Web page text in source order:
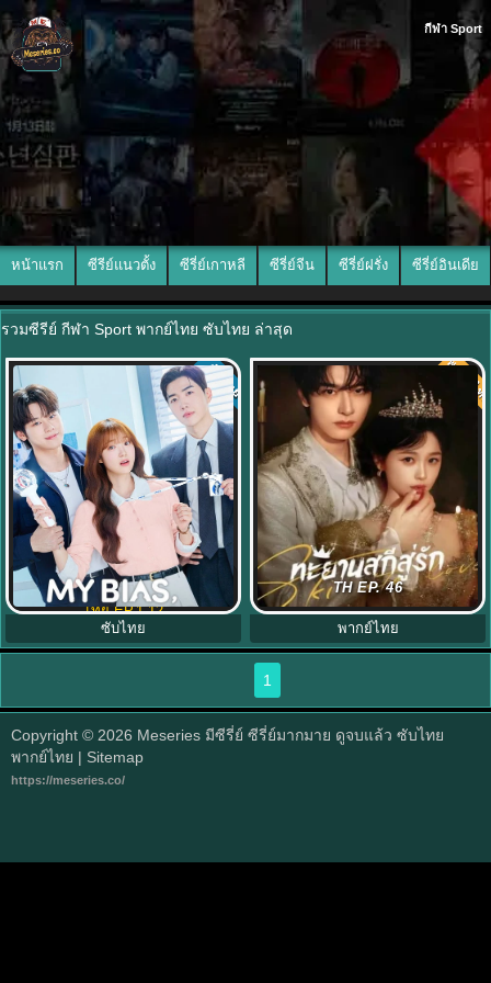
กีฬา Sport
หน้าแรก ซีรีย์แนวตั้ง ซีรี่ย์เกาหลี ซีรี่ย์จีน ซีรี่ย์ฝรั่ง ซีรี่ย์อินเดีย
รวมซีรีย์ กีฬา Sport พากย์ไทย ซับไทย ล่าสุด
My Bias, My Boss เมื่อเมนฉันเป็น
ประธานบริษัท (2026) พากย์ไทย ซับ
ไทย EP.1-12
ซับไทย
ซับไทย
ทะยานสกีสู่รัก (2025) Ski into Love
พากย์ไทย EP.1-23 (จบ)
พากย์ไ
TH EP. 46
พากย์ไทย
1
Copyright © 2026 Meseries มีซีรี่ย์ ซีรี่ย์มากมาย ดูจบแล้ว ซับไทย
พากย์ไทย | Sitemap
https://meseries.co/